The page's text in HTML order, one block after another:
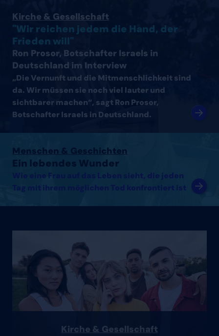
Kirche & Gesellschaft
"Wir reichen jedem die Hand, der
Frieden will"
Ron Prosor, Botschafter Israels in
Deutschland im Interview
„Die Vernunft und die Mitmenschlichkeit sind
da. Wir müssen sie noch viel lauter und
sichtbarer machen“, sagt Ron Prosor,
Botschafter Israels in Deutschland.
Menschen & Geschichten
Ein lebendes Wunder
Wie eine Frau auf das Leben sieht, die jeden
Tag mit ihrem möglichen Tod konfrontiert ist
Kirche & Gesellschaft